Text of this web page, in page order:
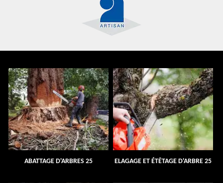
ABATTAGE D'ARBRES 25 ELAGAGE ET ÉTÊTAGE D'ARBRE 25